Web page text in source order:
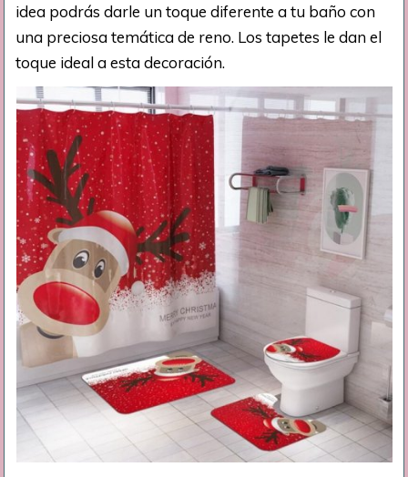
idea podrás darle un toque diferente a tu baño con
una preciosa temática de reno. Los tapetes le dan el
toque ideal a esta decoración.